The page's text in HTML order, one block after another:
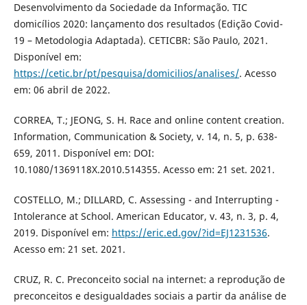
Desenvolvimento da Sociedade da Informação. TIC
domicílios 2020: lançamento dos resultados (Edição Covid-
19 – Metodologia Adaptada). CETICBR: São Paulo, 2021.
Disponível em:
https://cetic.br/pt/pesquisa/domicilios/analises/. Acesso
em: 06 abril de 2022.
CORREA, T.; JEONG, S. H. Race and online content creation.
Information, Communication & Society, v. 14, n. 5, p. 638-
659, 2011. Disponível em: DOI:
10.1080/1369118X.2010.514355. Acesso em: 21 set. 2021.
COSTELLO, M.; DILLARD, C. Assessing - and Interrupting -
Intolerance at School. American Educator, v. 43, n. 3, p. 4,
2019. Disponível em: https://eric.ed.gov/?id=EJ1231536.
Acesso em: 21 set. 2021.
CRUZ, R. C. Preconceito social na internet: a reprodução de
preconceitos e desigualdades sociais a partir da análise de